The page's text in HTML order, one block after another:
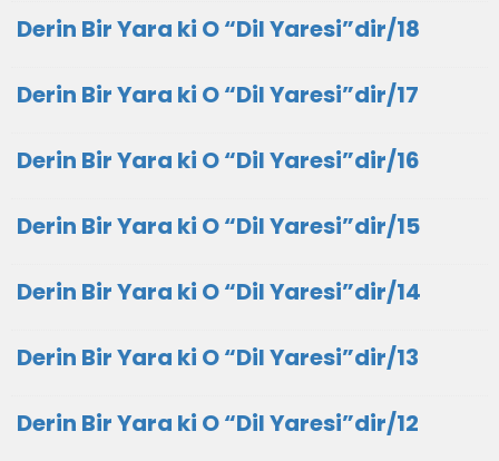
Derin Bir Yara ki O “Dil Yaresi”dir/18
Derin Bir Yara ki O “Dil Yaresi”dir/17
Derin Bir Yara ki O “Dil Yaresi”dir/16
Derin Bir Yara ki O “Dil Yaresi”dir/15
Derin Bir Yara ki O “Dil Yaresi”dir/14
Derin Bir Yara ki O “Dil Yaresi”dir/13
Derin Bir Yara ki O “Dil Yaresi”dir/12